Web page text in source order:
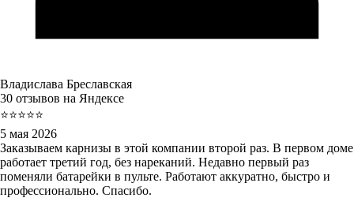
Владислава Бреславская
30 отзывов на Яндексе
⭐⭐⭐⭐⭐
5 мая 2026
Заказываем карнизы в этой компании второй раз. В первом доме
работает третий год, без нареканий. Недавно первый раз
поменяли батарейки в пульте. Работают аккуратно, быстро и
профессионально. Спасибо.